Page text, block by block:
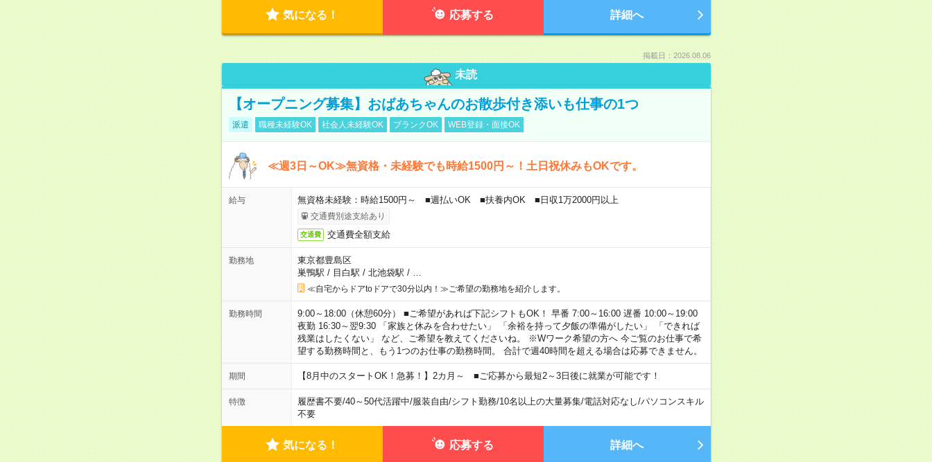
気になる！ 応募する 詳細へ
掲載日：2026.08.06
未読
【オープニング募集】おばあちゃんのお散歩付き添いも仕事の1つ
派遣 職種未経験OK 社会人未経験OK ブランクOK WEB登録・面接OK
≪週3日～OK≫無資格・未経験でも時給1500円～！土日祝休みもOKです。
給与 無資格未経験：時給1500円～ ■週払いOK ■扶養内OK ■日収1万2000円以上
交通費別途支給あり
交通費 交通費全額支給
勤務地
東京都豊島区
巣鴨駅 / 目白駅 / 北池袋駅 /
≪自宅からドアtoドアで30分以内！≫ご希望の勤務地を紹介します。
勤務時間
9:00～18:00（休憩60分） ■ご希望があれば下記シフトもOK！ 早番 7:00～16:00 遅番 10:00～19:00
夜勤 16:30～翌9:30 「家族と休みを合わせたい」 「余裕を持って夕飯の準備がしたい」 「できれば
残業はしたくない」 など、ご希望を教えてくださいね。 ※Wワーク希望の方へ 今ご覧のお仕事で希
望する勤務時間と、もう1つのお仕事の勤務時間。 合計で週40時間を超える場合は応募できません。
期間 【8月中のスタートOK！急募！】2カ月～ ■ご応募から最短2～3日後に就業が可能です！
特徴 履歴書不要/40～50代活躍中/服装自由/シフト勤務/10名以上の大量募集/電話対応なし/パソコンスキル
不要
気になる！ 応募する 詳細へ